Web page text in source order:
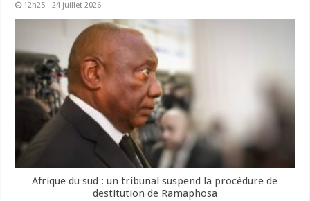
12h25 - 24 juillet 2026
Afrique du sud : un tribunal suspend la procédure de
destitution de Ramaphosa